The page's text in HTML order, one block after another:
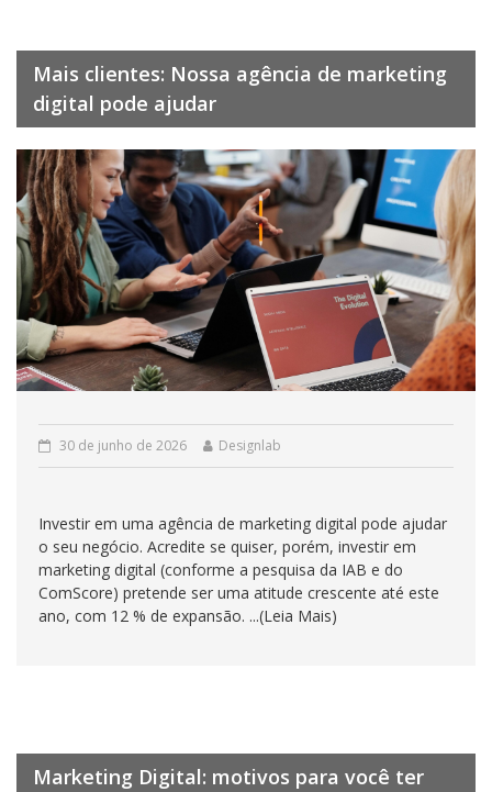
Mais clientes: Nossa agência de marketing
digital pode ajudar
30 de junho de 2026 Designlab
Investir em uma agência de marketing digital pode ajudar
o seu negócio. Acredite se quiser, porém, investir em
marketing digital (conforme a pesquisa da IAB e do
ComScore) pretende ser uma atitude crescente até este
ano, com 12 % de expansão. ...(Leia Mais)
Marketing Digital: motivos para você ter